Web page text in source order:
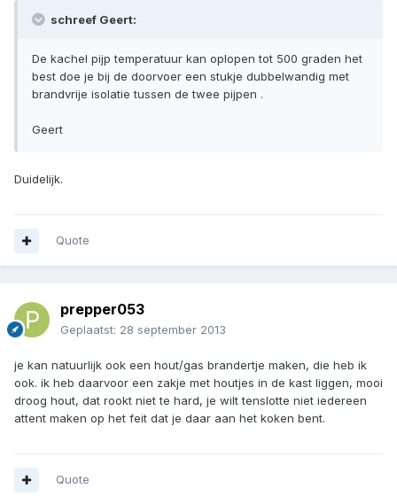
schreef Geert:
De kachel pijp temperatuur kan oplopen tot 500 graden het
best doe je bij de doorvoer een stukje dubbelwandig met
brandvrije isolatie tussen de twee pijpen .
Geert
Duidelijk.
Quote
prepper053
Geplaatst: 28 september 2013
je kan natuurlijk ook een hout/gas brandertje maken, die heb ik
ook. ik heb daarvoor een zakje met houtjes in de kast liggen, mooi
droog hout, dat rookt niet te hard, je wilt tenslotte niet iedereen
attent maken op het feit dat je daar aan het koken bent.
Quote